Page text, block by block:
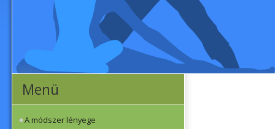
Menü
A módszer lényege